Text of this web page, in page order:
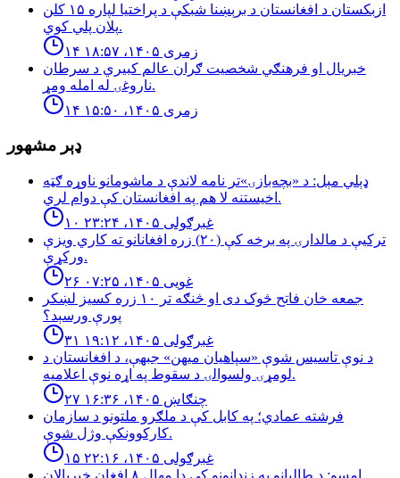
ازبكستان د افغانستان د برېښنا شبكې د پراختيا لپاره ۱۵ كلن
پلان پلي كوي.
۱۴ زمری ۱۴۰۵، ۱۸:۵۷
خبريال او فرهنګي شخصيت ګران عالم كبيري د سرطان
ناروغۍ له امله ومړ.
۱۴ زمری ۱۴۰۵، ۱۵:۵۰
ډېر مشهور
ډېلي مېل: د «بچه‌بازۍ»تر نامه لاندې د ماشومانو ناوړه ګټه
اخیستنه لا هم په افغانستان کې دوام لري.
۱۰ غبرګولی ۱۴۰۵، ۲۳:۲۴
تركيې د مالدارۍ په برخه كې (٢٠) زره افغانانو ته كاري ويزې
وركړې.
۲۶ غویی ۱۴۰۵، ۰۷:۲۵
جمعه خان فاتح څوک دی او څنګه تر ۱۰ زره کسیز لښکر
پورې ورسېد؟
۳۱ غبرګولی ۱۴۰۵، ۱۹:۱۲
د نوې تاسیس شوې «سپاهیان میهن» جبهې، د افغانستان د
لومړۍ ولسوالۍ د سقوط په اړه نوې اعلامیه.
۲۷ چنګاښ ۱۴۰۵، ۱۶:۳۶
فرشته عمادي؛ په کابل کې د ملګرو ملتونو د سازمان
کارکوونکې وژل شوې.
۱۵ غبرګولی ۱۴۰۵، ۲۲:۱۶
امسو: د طالبانو په زندانونو كې دا مهال ٨ افغان خبريالان